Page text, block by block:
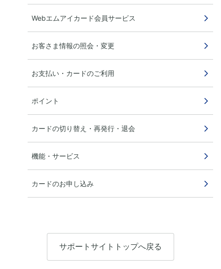
Webエムアイカード会員サービス
お客さま情報の照会・変更
お支払い・カードのご利用
ポイント
カードの切り替え・再発行・退会
機能・サービス
カードのお申し込み
サポートサイトトップへ戻る